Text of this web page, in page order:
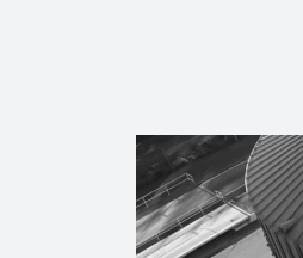
Spread the love